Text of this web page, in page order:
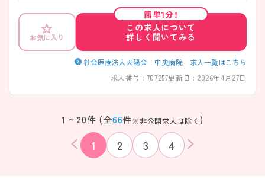
しますのでお気軽にご連絡ください。
お気に入り
簡単1分！
この求人について
詳しく聞いてみる
社会医療法人天陽会 中央病院 求人一覧はこちら
求人番号 : 707257更新日 : 2026年4月27日
1 ~ 20件 (全66件※非公開求人は除く )
1 2 3 4